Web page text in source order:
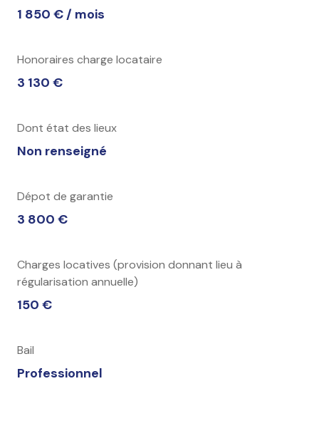
1 850 € / mois
Honoraires charge locataire
3 130 €
Dont état des lieux
Non renseigné
Dépot de garantie
3 800 €
Charges locatives (provision donnant lieu à
régularisation annuelle)
150 €
Bail
Professionnel